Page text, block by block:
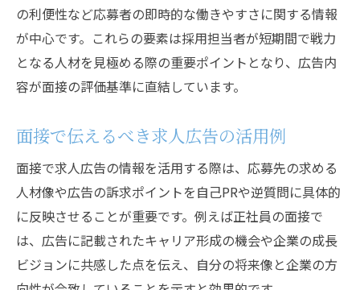
の利便性など応募者の即時的な働きやすさに関する情報
が中心です。これらの要素は採用担当者が短期間で戦力
となる人材を見極める際の重要ポイントとなり、広告内
容が面接の評価基準に直結しています。
面接で伝えるべき求人広告の活用例
面接で求人広告の情報を活用する際は、応募先の求める
人材像や広告の訴求ポイントを自己PRや逆質問に具体的
に反映させることが重要です。例えば正社員の面接で
は、広告に記載されたキャリア形成の機会や企業の成長
ビジョンに共感した点を伝え、自分の将来像と企業の方